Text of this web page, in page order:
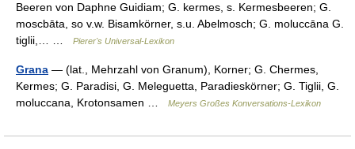
Beeren von Daphne Guidiam; G. kermes, s. Kermesbeeren; G.
moscbāta, so v.w. Bisamkörner, s.u. Abelmosch; G. moluccāna G.
tiglii,… …
Pierer's Universal-Lexikon
Grana — (lat., Mehrzahl von Granum), Korner; G. Chermes,
Kermes; G. Paradisi, G. Meleguetta, Paradieskörner; G. Tiglii, G.
moluccana, Krotonsamen …
Meyers Großes Konversations-Lexikon